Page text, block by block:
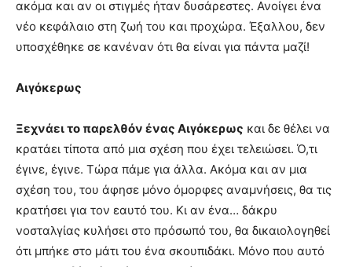
ακόμα και αν οι στιγμές ήταν δυσάρεστες. Ανοίγει ένα
νέο κεφάλαιο στη ζωή του και προχώρα. Έξαλλου, δεν
υποσχέθηκε σε κανέναν ότι θα είναι για πάντα μαζί!
Αιγόκερως
Ξεχνάει το παρελθόν ένας Αιγόκερως και δε θέλει να
κρατάει τίποτα από μια σχέση που έχει τελειώσει. Ό,τι
έγινε, έγινε. Τώρα πάμε για άλλα. Ακόμα και αν μια
σχέση του, του άφησε μόνο όμορφες αναμνήσεις, θα τις
κρατήσει για τον εαυτό του. Κι αν ένα… δάκρυ
νοσταλγίας κυλήσει στο πρόσωπό του, θα δικαιολογηθεί
ότι μπήκε στο μάτι του ένα σκουπιδάκι. Μόνο που αυτό